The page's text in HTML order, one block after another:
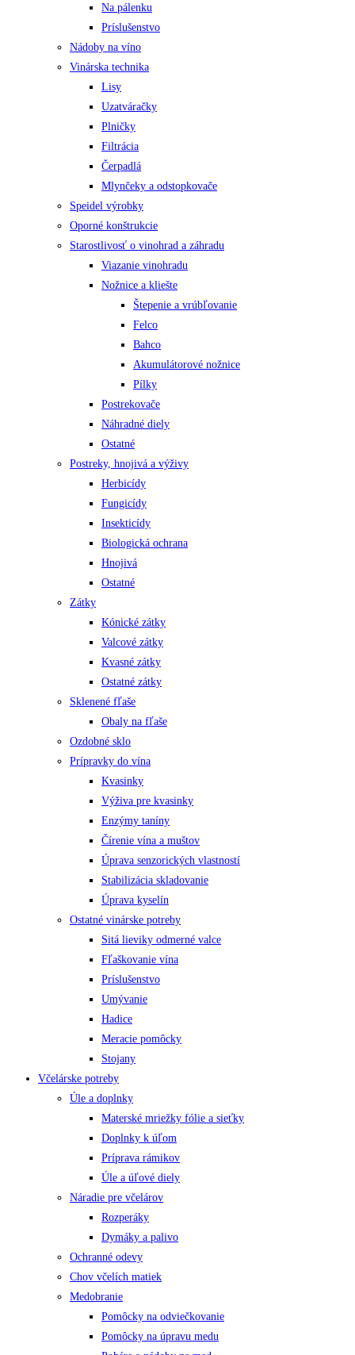
Na pálenku
Príslušenstvo
Nádoby na víno
Vinárska technika
Lisy
Uzatváračky
Plničky
Filtrácia
Čerpadlá
Mlynčeky a odstopkovače
Speidel výrobky
Oporné konštrukcie
Starostlivosť o vinohrad a záhradu
Viazanie vinohradu
Nožnice a kliešte
Štepenie a vrúbľovanie
Felco
Bahco
Akumulátorové nožnice
Pílky
Postrekovače
Náhradné diely
Ostatné
Postreky, hnojivá a výživy
Herbicídy
Fungicídy
Insekticídy
Biologická ochrana
Hnojivá
Ostatné
Zátky
Kónické zátky
Valcové zátky
Kvasné zátky
Ostatné zátky
Sklenené fľaše
Obaly na fľaše
Ozdobné sklo
Prípravky do vína
Kvasinky
Výživa pre kvasinky
Enzýmy taníny
Čírenie vína a muštov
Úprava senzorických vlastností
Stabilizácia skladovanie
Úprava kyselín
Ostatné vinárske potreby
Sitá lieviky odmerné valce
Fľaškovanie vína
Príslušenstvo
Umývanie
Hadice
Meracie pomôcky
Stojany
Včelárske potreby
Úle a doplnky
Materské mriežky fólie a sieťky
Doplnky k úľom
Príprava rámikov
Úle a úľové diely
Náradie pre včelárov
Rozperáky
Dymáky a palivo
Ochranné odevy
Chov včelích matiek
Medobranie
Pomôcky na odviečkovanie
Pomôcky na úpravu medu